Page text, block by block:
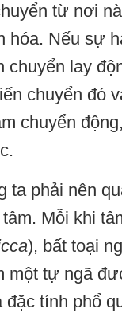
từ nơi
hóa. Nếu sự
lay
chuyển đó
chuyển
ta phải nên
Mỗi khi
), bất toại
một tự ngã
tính phổ